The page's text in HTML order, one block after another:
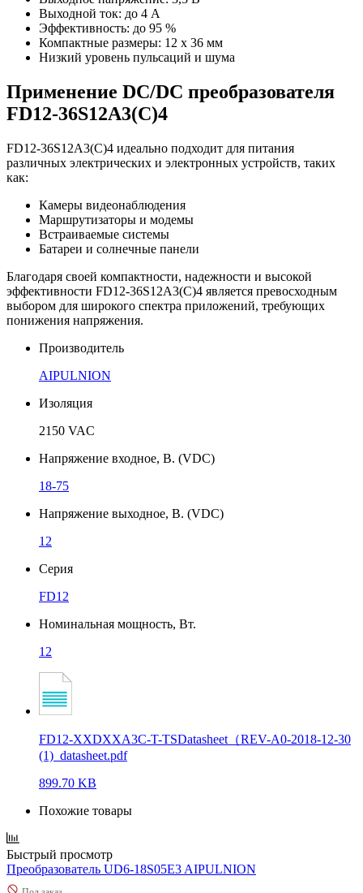
Выходной ток: до 4 А
Эффективность: до 95 %
Компактные размеры: 12 х 36 мм
Низкий уровень пульсаций и шума
Применение DC/DC преобразователя
FD12-36S12A3(C)4
FD12-36S12A3(C)4 идеально подходит для питания
различных электрических и электронных устройств, таких
как:
Камеры видеонаблюдения
Маршрутизаторы и модемы
Встраиваемые системы
Батареи и солнечные панели
Благодаря своей компактности, надежности и высокой
эффективности FD12-36S12A3(C)4 является превосходным
выбором для широкого спектра приложений, требующих
понижения напряжения.
Производитель
AIPULNION
Изоляция
2150 VAC
Напряжение входное, В. (VDC)
18-75
Напряжение выходное, В. (VDC)
12
Серия
FD12
Номинальная мощность, Вт.
12
FD12-XXDXXA3C-T-TSDatasheet（REV-A0-2018-12-30
(1)_datasheet.pdf
899.70 KB
Похожие товары
Быстрый просмотр
Преобразователь UD6-18S05E3 AIPULNION